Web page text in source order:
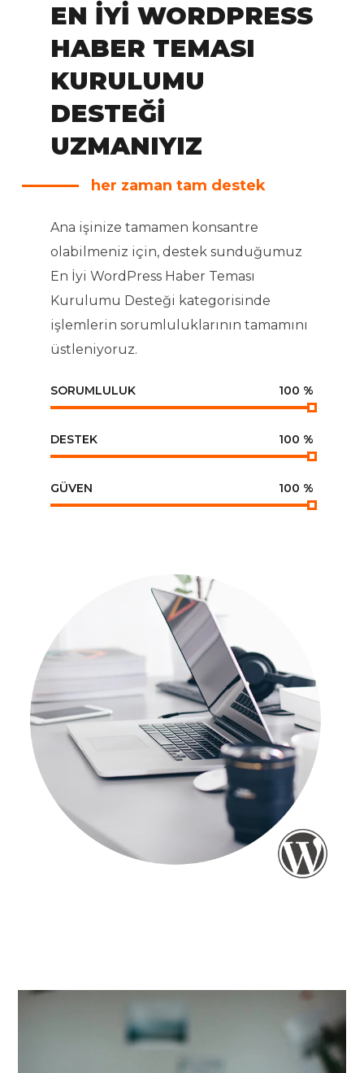
her zaman tam destek
EN İYI WORDPRESS
HABER TEMASI
KURULUMU
DESTEĞI
UZMANIYIZ
Ana işinize tamamen konsantre
olabilmeniz için, destek sunduğumuz
En İyi WordPress Haber Teması
Kurulumu Desteği kategorisinde
işlemlerin sorumluluklarının tamamını
üstleniyoruz.
SORUMLULUK 100 %
DESTEK 100 %
GÜVEN 100 %